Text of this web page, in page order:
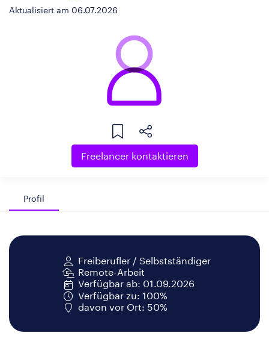
Aktualisiert am 06.07.2026
Freelancer kontaktieren
Profil
Freiberufler / Selbstständiger
Remote-Arbeit
Verfügbar ab: 01.09.2026
Verfügbar zu: 100%
davon vor Ort: 50%